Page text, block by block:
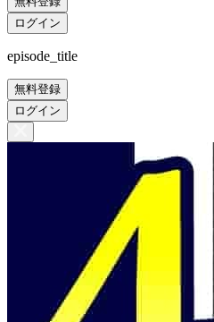
ログイン
episode_title
無料登録
ログイン